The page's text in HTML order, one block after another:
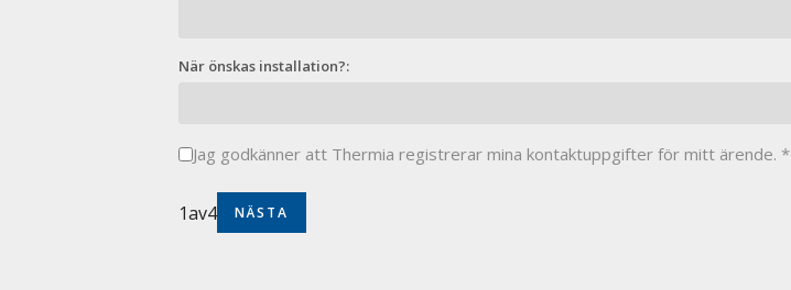
När önskas installation?:
Jag godkänner att Thermia registrerar mina kontaktuppgifter för mitt ärende. *
1av4